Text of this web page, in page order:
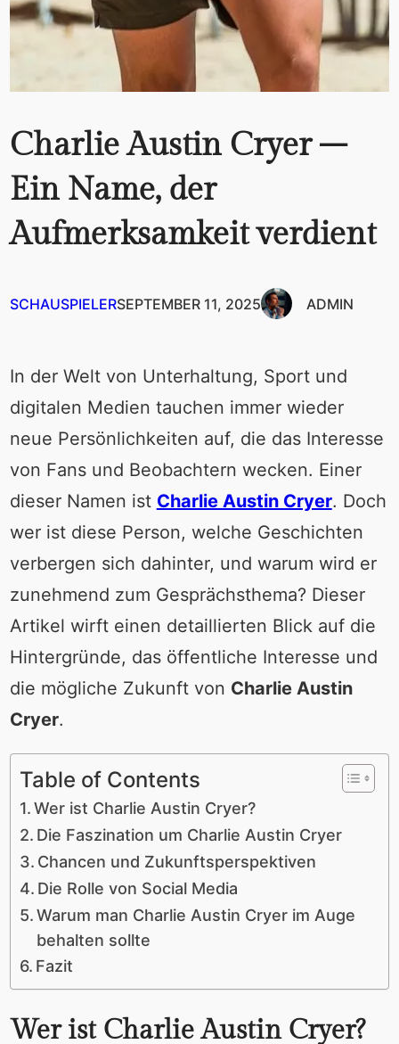
Charlie Austin Cryer –
Ein Name, der
Aufmerksamkeit verdient
SCHAUSPIELERSEPTEMBER 11, 2025 ADMIN
In der Welt von Unterhaltung, Sport und
digitalen Medien tauchen immer wieder
neue Persönlichkeiten auf, die das Interesse
von Fans und Beobachtern wecken. Einer
dieser Namen ist Charlie Austin Cryer. Doch
wer ist diese Person, welche Geschichten
verbergen sich dahinter, und warum wird er
zunehmend zum Gesprächsthema? Dieser
Artikel wirft einen detaillierten Blick auf die
Hintergründe, das öffentliche Interesse und
die mögliche Zukunft von Charlie Austin
Cryer.
Table of Contents
Wer ist Charlie Austin Cryer?
Die Faszination um Charlie Austin Cryer
Chancen und Zukunftsperspektiven
Die Rolle von Social Media
Warum man Charlie Austin Cryer im Auge
behalten sollte
Fazit
Wer ist Charlie Austin Cryer?